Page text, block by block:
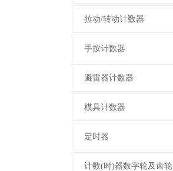
拉动/转动计数器
手按计数器
避雷器计数器
模具计数器
定时器
计数(时)器数字轮及齿轮